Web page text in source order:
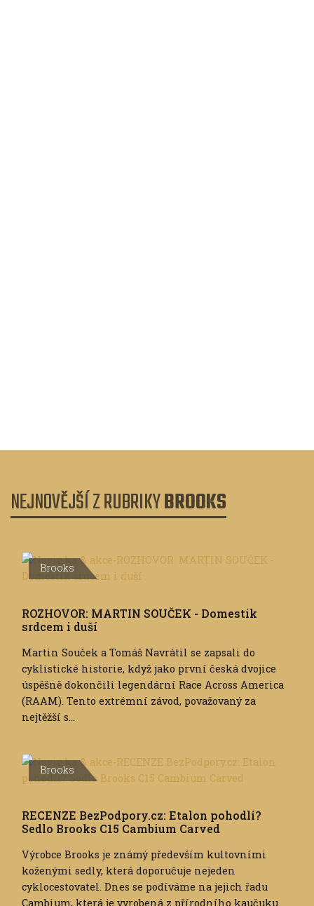
NEJNOVĚJŠÍ Z RUBRIKYBROOKS
Brooks
ROZHOVOR: MARTIN SOUČEK - Domestik
srdcem i duší
Martin Souček a Tomáš Navrátil se zapsali do
cyklistické historie, když jako první česká dvojice
úspěšně dokončili legendární Race Across America
(RAAM). Tento extrémní závod, považovaný za
nejtěžší s...
Brooks
RECENZE BezPodpory.cz: Etalon pohodlí?
Sedlo Brooks C15 Cambium Carved
Výrobce Brooks je známý především kultovními
koženými sedly, která doporučuje nejeden
cyklocestovatel. Dnes se podíváme na jejich řadu
Cambium, která je vyrobená z přírodního kaučuku.